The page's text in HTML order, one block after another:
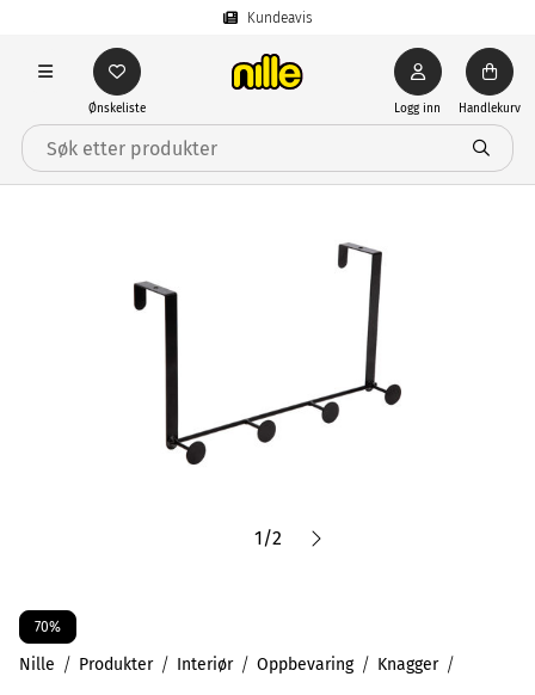
Kundeavis
Ønskeliste Logg inn Handlekurv
1/2
70%
Nille Produkter Interiør Oppbevaring Knagger